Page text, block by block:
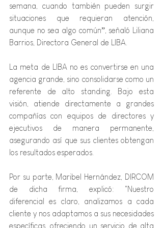
semana, cuando también pueden surgir
situaciones que requieran atención,
aunque no sea algo común”, señaló Liliana
Barrios, Directora General de LIBA.
La meta de LIBA no es convertirse en una
agencia grande, sino consolidarse como un
referente de alto standing. Bajo esta
visión, atiende directamente a grandes
compañías con equipos de directores y
ejecutivos de manera permanente,
asegurando así que sus clientes obtengan
los resultados esperados.
Por su parte, Maribel Hernández, DIRCOM
de dicha firma, explicó: "Nuestro
diferencial es claro, analizamos a cada
cliente y nos adaptamos a sus necesidades
específicas, ofreciendo un servicio de alta